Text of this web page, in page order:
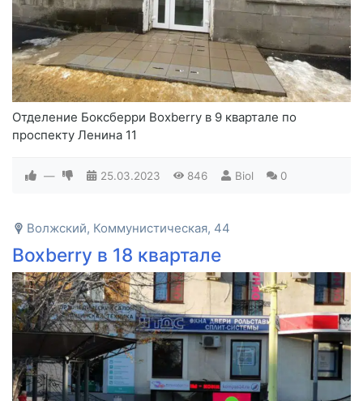
Отделение Боксберри Boxberry в 9 квартале по
проспекту Ленина 11
— 25.03.2023 846 Biol 0
Волжский, Коммунистическая, 44
Boxberry в 18 квартале